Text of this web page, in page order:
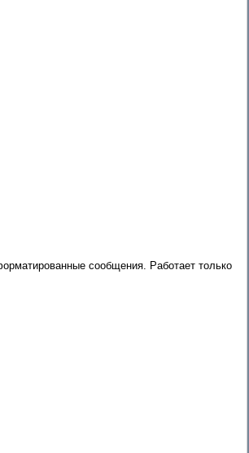
сообщения. Работает только